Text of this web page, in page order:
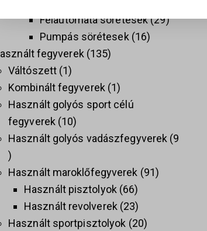
Félautomata sörétesek 29
Pumpás sörétesek 16
fegyverek 135
Váltószett 1
Kombinált fegyverek 1
Használt golyós sport célú
fegyverek 10
Használt golyós vadászfegyverek 9
Használt maroklőfegyverek 91
Használt pisztolyok 66
Használt revolverek 23
Használt sportpisztolyok 20